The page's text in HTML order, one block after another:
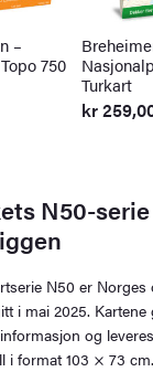
–
750
Turkart
kr
N50-serie
N50 er Norges
i mai 2025. Kartene
og
i format 103 × 73 cm.